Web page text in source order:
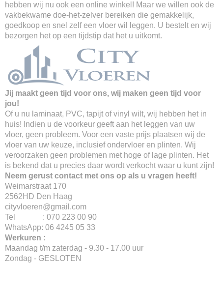
hebben wij nu ook een online winkel! Maar we willen ook de
vakbekwame doe-het-zelver bereiken die gemakkelijk,
goedkoop en snel zelf een vloer wil leggen. U bestelt en wij
bezorgen het op een tijdstip dat het u uitkomt.
Jij maakt geen tijd voor ons, wij maken geen tijd voor
jou!
Of u nu laminaat, PVC, tapijt of vinyl wilt, wij hebben het in
huis! Indien u de voorkeur geeft aan het leggen van uw
vloer, geen probleem. Voor een vaste prijs plaatsen wij de
vloer van uw keuze, inclusief ondervloer en plinten. Wij
veroorzaken geen problemen met hoge of lage plinten. Het
is bekend dat u precies daar wordt verkocht waar u kunt zijn!
Neem gerust contact met ons op als u vragen heeft!
Weimarstraat 170
2562HD Den Haag
cityvloeren@gmail.com
Tel : 070 223 00 90
WhatsApp: 06 4245 05 33
Werkuren :
Maandag t/m zaterdag - 9.30 - 17.00 uur
Zondag - GESLOTEN